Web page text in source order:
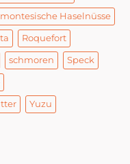
Haselnüsse
Roquefort
schmoren Speck
Yuzu